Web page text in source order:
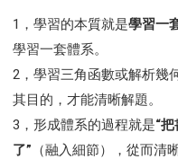
1，學習的本質就是學習一
學習一套體系。
2，學習三角函數或解析幾
其目的，才能清晰解題。
3，形成體系的過程就是“
了” （融入細節），從而清